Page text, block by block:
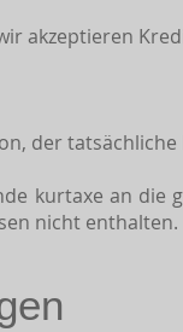
akzeptieren
der
kurtaxe an
nicht enthalten.